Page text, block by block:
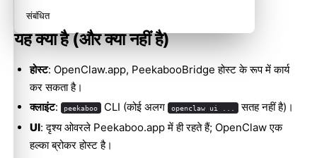
यह क्या है (और क्या नहीं है)
होस्ट: OpenClaw.app, PeekabooBridge होस्ट के रूप में कार्य
कर सकता है।
क्लाइंट: peekaboo CLI (कोई अलग openclaw ui ...
सतह नहीं है)।
UI: दृश्य ओवरले Peekaboo.app में ही रहते हैं; OpenClaw एक
हल्का ब्रोकर होस्ट है।
संबंधित